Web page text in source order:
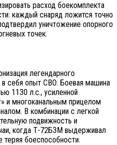
расход боекомплекта
каждый снаряд ложится точно
уничтожение опорного
точек.
легендарного
в себя опыт СВО. Боевая машина
1130 л.с., усиленной
и многоканальным прицелом
В комбинации с легкой
подвижность и
когда Т-72Б3М выдерживал
теряя боеспособности.